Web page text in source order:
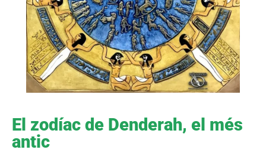
El zodíac de Denderah, el més
antic